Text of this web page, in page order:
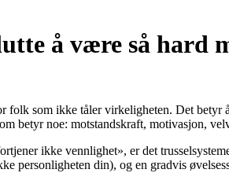
å være så hard
folk som ikke tåler virkeligheten. Det
betyr noe: motstandskraft, motivasjon,
ikke vennlighet», er det
personligheten din), og en gradvis